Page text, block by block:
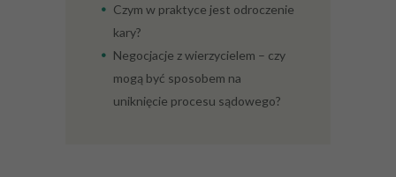
Czym w praktyce jest odroczenie
kary?
Negocjacje z wierzycielem – czy
mogą być sposobem na
uniknięcie procesu sądowego?